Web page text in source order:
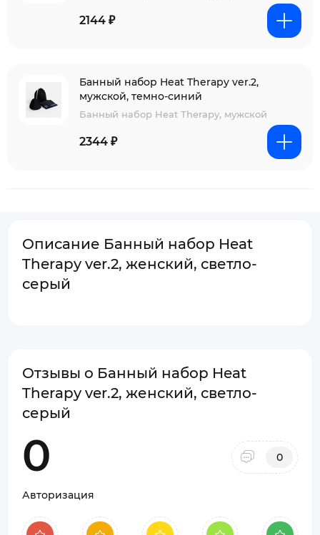
2144 ₽
Банный набор Heat Therapy ver.2,
мужской, темно-синий
Банный набор Heat Therapy, мужской
2344 ₽
Описание Банный набор Heat
Therapy ver.2, женский, светло-
серый
Отзывы о Банный набор Heat
Therapy ver.2, женский, светло-
серый
0 0
Авторизация